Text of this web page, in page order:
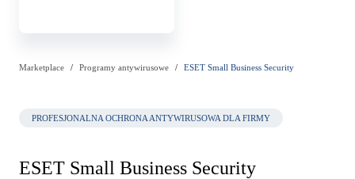
Marketplace Programy antywirusowe ESET Small Business Security
PROFESJONALNA OCHRONA ANTYWIRUSOWA DLA FIRMY
ESET Small Business Security